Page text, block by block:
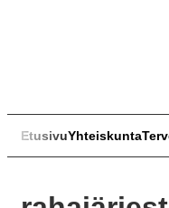
EtusivuYhteiskunta